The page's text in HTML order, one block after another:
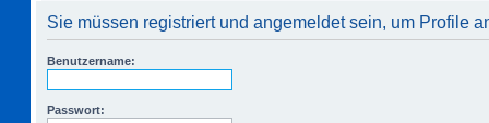
Sie müssen registriert und angemeldet sein, um Profile
Benutzername:
Passwort: